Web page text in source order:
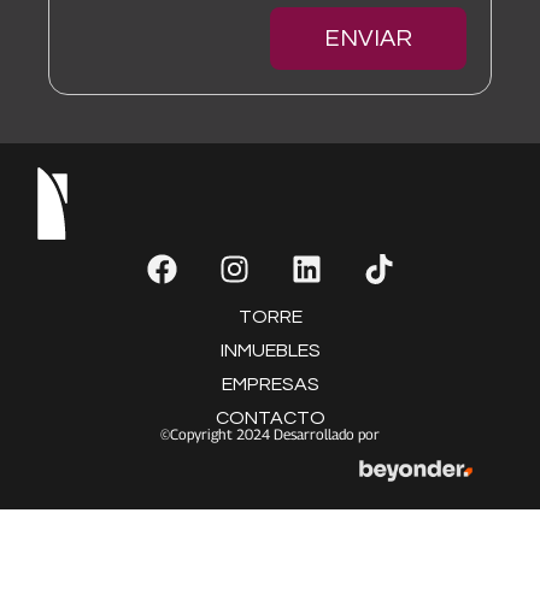
ENVIAR
TORRE
INMUEBLES
EMPRESAS
CONTACTO
©Copyright 2024 Desarrollado por